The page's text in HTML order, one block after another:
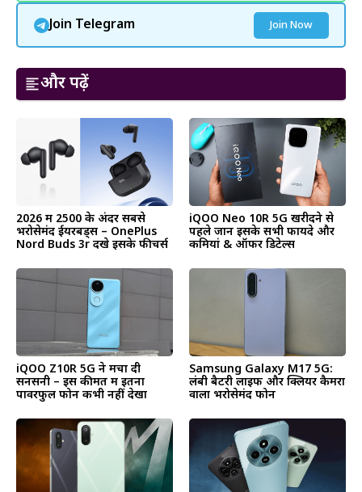
Join Telegram Join Now
और पढ़ें
2026 में ₹2500 के अंदर सबसे
भरोसेमंद ईयरबड्स – OnePlus
Nord Buds 3r देंखे इसके फीचर्स
iQOO Neo 10R 5G खरीदने से
पहले जानें इसके सभी फायदे और
कमियां & ऑफर डिटेल्स
iQOO Z10R 5G ने मचा दी
सनसनी – इस कीमत में इतना
पावरफुल फोन कभी नहीं देखा
Samsung Galaxy M17 5G:
लंबी बैटरी लाइफ और क्लियर कैमरा
वाला भरोसेमंद फोन